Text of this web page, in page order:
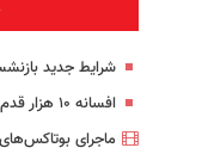
شرایط جدید
افسانه ۱۰ هزار قدم زیر سؤال رفت
ماجرای